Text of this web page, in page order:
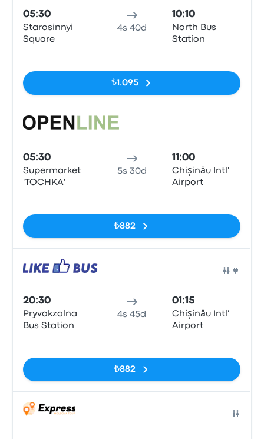
05:30
Starosinnyi
Square
4s 40d
10:10
North Bus
Station
₺1.095
05:30
Supermarket
'TOCHKA'
5s 30d
11:00
Chișinău Intl'
Airport
₺882
20:30
Pryvokzalna
Bus Station
4s 45d
01:15
Chișinău Intl'
Airport
₺882